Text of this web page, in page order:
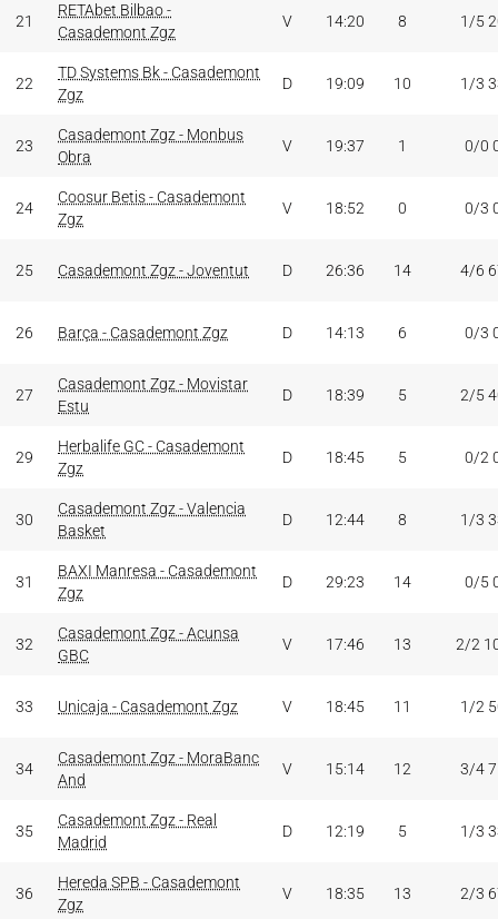
21
RETAbet Bilbao -
Casademont Zgz
V 14:20 8 1/5
22
TD Systems Bk - Casademont
Zgz
D 19:09 10 1/3
23
Casademont Zgz - Monbus
Obra
V 19:37 1 0/0
24
Coosur Betis - Casademont
Zgz
V 18:52 0 0/3
25 Casademont Zgz - Joventut D 26:36 14 4/6
26 Barça - Casademont Zgz D 14:13 6 0/3
27
Casademont Zgz - Movistar
Estu
D 18:39 5 2/5
29
Herbalife GC - Casademont
Zgz
D 18:45 5 0/2
30
Casademont Zgz - Valencia
Basket
D 12:44 8 1/3
31
BAXI Manresa - Casademont
Zgz
D 29:23 14 0/5
32
Casademont Zgz - Acunsa
GBC
V 17:46 13 2/2
33 Unicaja - Casademont Zgz V 18:45 11 1/2
34
Casademont Zgz - MoraBanc
And
V 15:14 12 3/4
35
Casademont Zgz - Real
Madrid
D 12:19 5 1/3
36
Hereda SPB - Casademont
Zgz
V 18:35 13 2/3